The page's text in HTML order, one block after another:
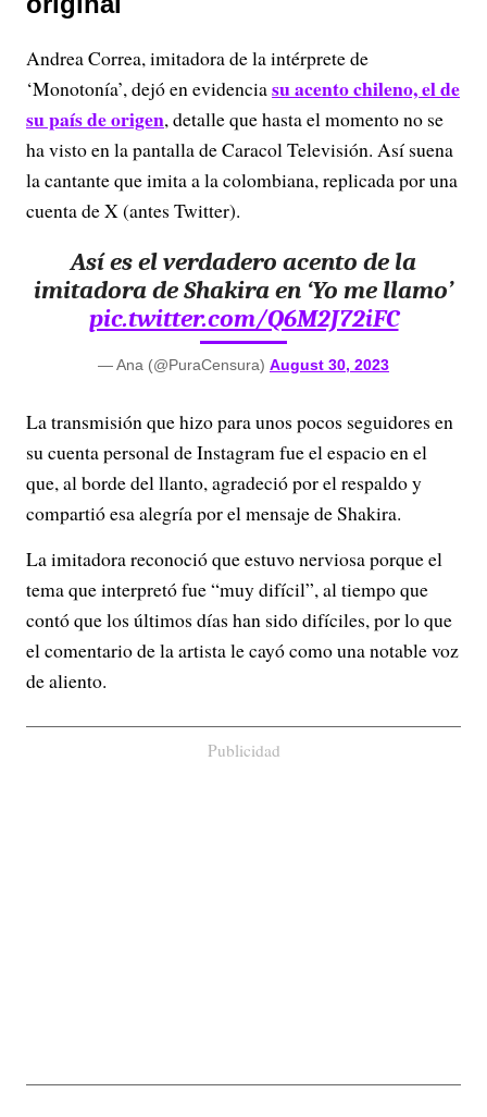
Andrea Correa, imitadora de la intérprete de
‘Monotonía’, dejó en evidenciasu acento chileno, el de
su país de origen, detalle que hasta el momento no se
ha visto en la pantalla de Caracol Televisión. Así suena
la cantante que imita a la colombiana, replicada por una
cuenta de X (antes Twitter).
Así es el verdadero acento de la
imitadora de Shakira en ‘Yo me llamo’
pic.twitter.com/Q6M2J72iFC
— Ana (@PuraCensura) August 30, 2023
La transmisión que hizo para unos pocos seguidores en
su cuenta personal de Instagram fue el espacio en el
que, al borde del llanto, agradeció por el respaldo y
compartió esa alegría por el mensaje de Shakira.
La imitadora reconoció que estuvo nerviosa porque el
tema que interpretó fue “muy difícil”, al tiempo que
contó que los últimos días han sido difíciles, por lo que
el comentario de la artista le cayó como una notable voz
de aliento.
Publicidad